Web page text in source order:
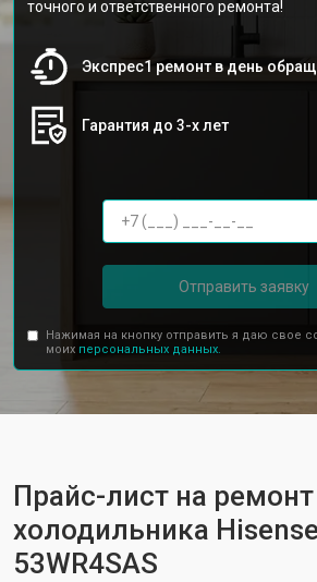
точного и ответственного ремонта!
Экспрес1 ремонт в день
Гарантия до 3-х лет
Отправить заявку
Нажимая на кнопку отправить я даю свое
моих персональных данных.
Прайс-лист на ремонт
холодильника
53WR4SAS